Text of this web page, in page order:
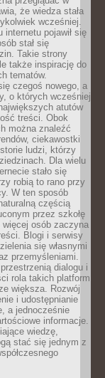
że wiedza stała
wcześniej.
internetu pojawił się
stał się
Takie strony
także inspirację do
tematów.
czegoś nowego, a
o których wcześniej
atutów
treści. Obok
można znaleźć
ciekawostki
ludzi, którzy
Dla wielu
stało się
robią to rano przy
W ten sposób
częścią
przez szkołę
osób zaczyna
Blogi i serwisy
się własnymi
przemyśleniami.
dialogu i
rola takich platform
większa. Rozwój
i udostępnianie
a jednocześnie
informacje.
wiedzę,
stać się jednym z